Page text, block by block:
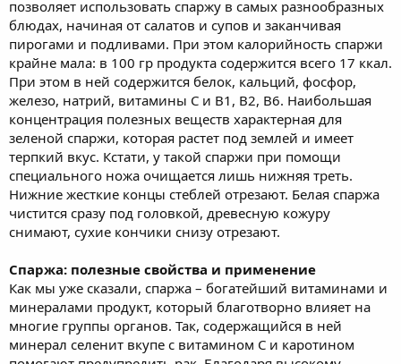
позволяет использовать спаржу в самых разнообразных
блюдах, начиная от салатов и супов и заканчивая
пирогами и подливами. При этом калорийность спаржи
крайне мала: в 100 гр продукта содержится всего 17 ккал.
При этом в ней содержится белок, кальций, фосфор,
железо, натрий, витамины С и B1, В2, В6. Наибольшая
концентрация полезных веществ характерная для
зеленой спаржи, которая растет под землей и имеет
терпкий вкус. Кстати, у такой спаржи при помощи
специального ножа очищается лишь нижняя треть.
Нижние жесткие концы стеблей отрезают. Белая спаржа
чистится сразу под головкой, древесную кожуру
снимают, сухие кончики снизу отрезают.
Спаржа: полезные свойства и применение
Как мы уже сказали, спаржа – богатейший витаминами и
минералами продукт, который благотворно влияет на
многие группы органов. Так, содержащийся в ней
минерал селенит вкупе с витамином С и каротином